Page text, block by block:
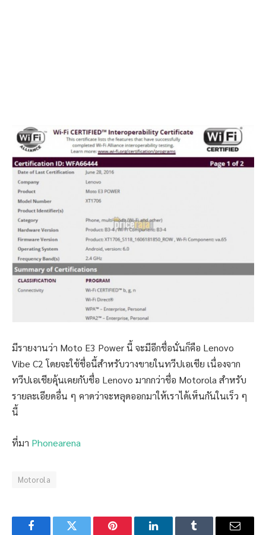
มีรายงานว่า Moto E3 Power นี้ จะมีอีกชื่อนั่นก็คือ Lenovo
Vibe C2 โดยจะใช้ชื่อนี้สำหรับวางขายในทวีปเอเชีย เนื่องจาก
ทวีปเอเชียคุ้นเคยกับชื่อ Lenovo มากกว่าชื่อ Motorola สำหรับ
รายละเอียดอื่น ๆ คาดว่าจะหลุดออกมาให้เราได้เห็นกันในเร็ว ๆ
นี้
ที่มา Phonearena
Motorola